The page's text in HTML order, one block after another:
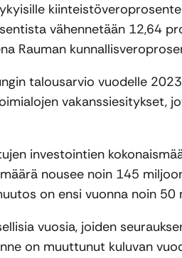
vähennetään 12,64
Rauman
talousarvio vuodelle
vakanssiesitykset,
investointien
nousee noin 145
on ensi vuonna noin 50
vuosia, joiden
on muuttunut kuluvan